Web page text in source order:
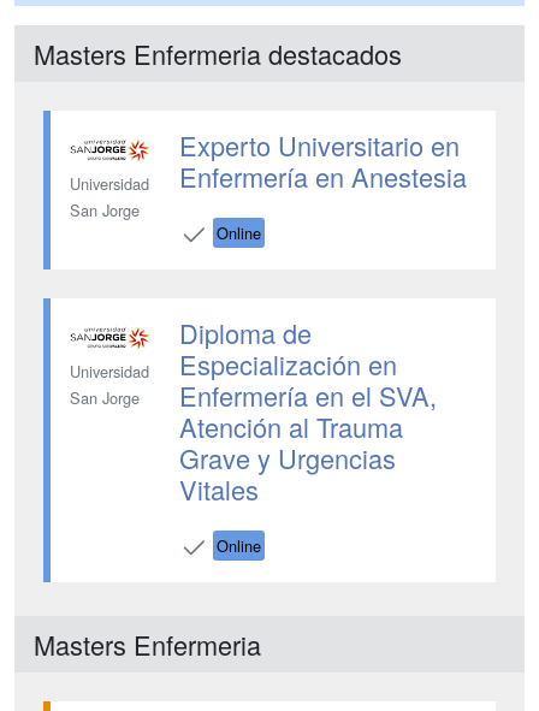
Masters Enfermeria destacados
Universidad
San Jorge
Experto Universitario en
Enfermería en Anestesia
Online
Universidad
San Jorge
Diploma de
Especialización en
Enfermería en el SVA,
Atención al Trauma
Grave y Urgencias
Vitales
Online
Masters Enfermeria